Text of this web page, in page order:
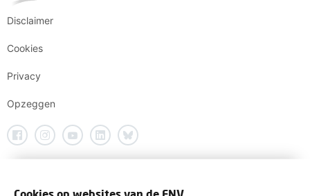
Disclaimer
Cookies
Privacy
Opzeggen